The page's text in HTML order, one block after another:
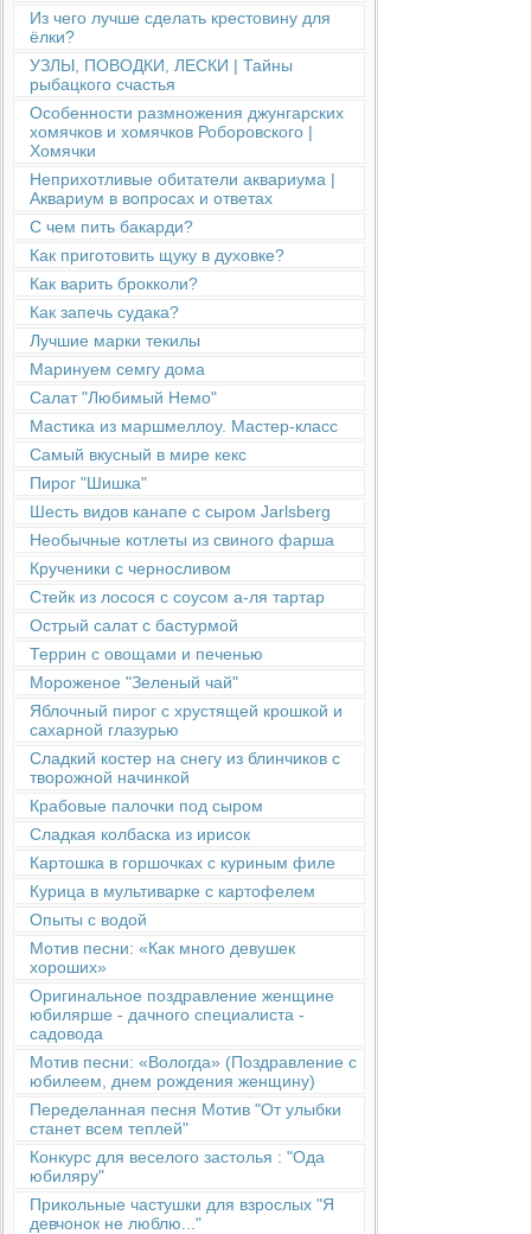
Из чего лучше сделать крестовину для
ёлки?
УЗЛЫ, ПОВОДКИ, ЛЕСКИ | Тайны
рыбацкого счастья
Особенности размножения джунгарских
хомячков и хомячков Роборовского |
Хомячки
Неприхотливые обитатели аквариума |
Аквариум в вопросах и ответах
С чем пить бакарди?
Как приготовить щуку в духовке?
Как варить брокколи?
Как запечь судака?
Лучшие марки текилы
Маринуем семгу дома
Салат "Любимый Немо"
Мастика из маршмеллоу. Мастер-класс
Самый вкусный в мире кекс
Пирог "Шишка"
Шесть видов канапе с сыром Jarlsberg
Необычные котлеты из свиного фарша
Крученики с черносливом
Стейк из лосося с соусом а-ля тартар
Острый салат с бастурмой
Террин с овощами и печенью
Мороженое "Зеленый чай"
Яблочный пирог с хрустящей крошкой и
сахарной глазурью
Сладкий костер на снегу из блинчиков с
творожной начинкой
Крабовые палочки под сыром
Сладкая колбаска из ирисок
Картошка в горшочках с куриным филе
Курица в мультиварке с картофелем
Опыты с водой
Мотив песни: «Как много девушек
хороших»
Оригинальное поздравление женщине
юбилярше - дачного специалиста -
садовода
Мотив песни: «Вологда» (Поздравление с
юбилеем, днем рождения женщину)
Переделанная песня Мотив "От улыбки
станет всем теплей"
Конкурс для веселого застолья : "Ода
юбиляру"
Прикольные частушки для взрослых "Я
девчонок не люблю..."